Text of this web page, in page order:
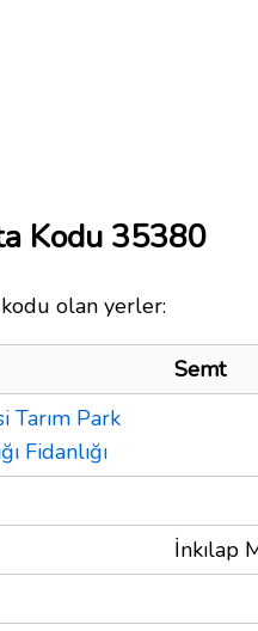
Kodu 35380
olan yerler:
Semt
Tarım Park
Fidanlığı
İnkılap